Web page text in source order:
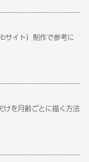
サイト）制作で参考に
けを月齢ごとに描く方法